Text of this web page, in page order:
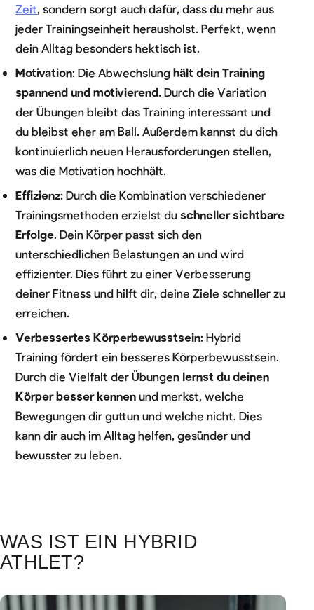
Zeit, sondern sorgt auch dafür, dass du mehr aus
jeder Trainingseinheit herausholst. Perfekt, wenn
dein Alltag besonders hektisch ist.
Motivation: Die Abwechslunghält dein Training
spannend und motivierend. Durch die Variation
der Übungen bleibt das Training interessant und
du bleibst eher am Ball. Außerdem kannst du dich
kontinuierlich neuen Herausforderungen stellen,
was die Motivation hochhält.
Effizienz: Durch die Kombination verschiedener
Trainingsmethoden erzielst duschneller sichtbare
Erfolge. Dein Körper passt sich den
unterschiedlichen Belastungen an und wird
effizienter. Dies führt zu einer Verbesserung
deiner Fitness und hilft dir, deine Ziele schneller zu
erreichen.
Verbessertes Körperbewusstsein: Hybrid
Training fördert ein besseres Körperbewusstsein.
Durch die Vielfalt der Übungen lernst du deinen
Körper besser kennen und merkst, welche
Bewegungen dir guttun und welche nicht. Dies
kann dir auch im Alltag helfen, gesünder und
bewusster zu leben.
WAS IST EIN HYBRID
ATHLET?